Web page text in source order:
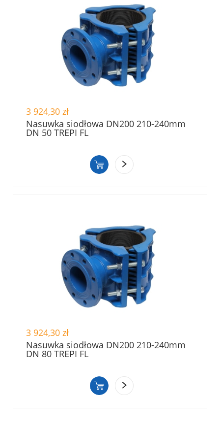
3 924,30 zł
Nasuwka siodłowa DN200 210-240mm
DN 50 TREPI FL
3 924,30 zł
Nasuwka siodłowa DN200 210-240mm
DN 80 TREPI FL